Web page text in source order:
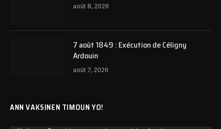
août 8, 2026
7 août 1849 : Exécution de Céligny
Ardouin
août 7, 2026
ANN VAKSINEN TIMOUN YO!